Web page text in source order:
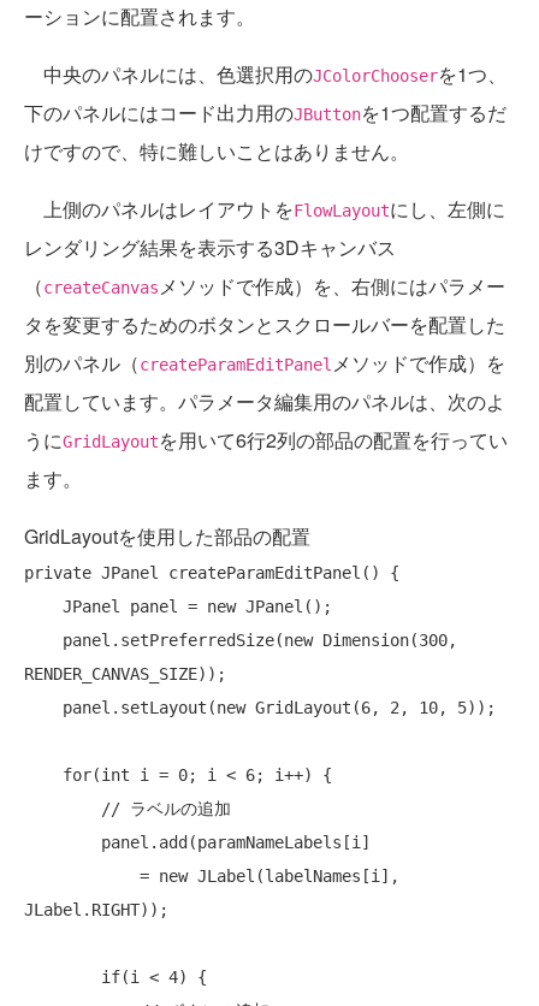
ーションに配置されます。
中央のパネルには、色選択用のJColorChooserを1つ、
下のパネルにはコード出力用のJButtonを1つ配置するだ
けですので、特に難しいことはありません。
上側のパネルはレイアウトをFlowLayoutにし、左側に
レンダリング結果を表示する3Dキャンバス
（createCanvas メソッドで作成）を、右側にはパラメー
タを変更するためのボタンとスクロールバーを配置した
別のパネル（createParamEditPanel メソッドで作成）を
配置しています。パラメータ編集用のパネルは、次のよ
うにGridLayoutを用いて6行2列の部品の配置を行ってい
ます。
GridLayoutを使用した部品の配置
private JPanel createParamEditPanel() {
    JPanel panel =
new JPanel();
    panel.setPreferredSize(
new Dimension(300,
RENDER_CANVAS_SIZE));
    panel.setLayout(
new GridLayout(6, 2, 10, 5));
for(int i = 0; i < 6; i++) {
// ラベルの追加
            =
new JLabel(labelNames[i],
JLabel.RIGHT));
if(i < 4) {